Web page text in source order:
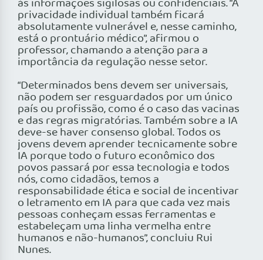
às informações sigilosas ou confidenciais. “A
privacidade individual também ficará
absolutamente vulnerável e, nesse caminho,
está o prontuário médico”, afirmou o
professor, chamando a atenção para a
importância da regulação nesse setor.
“Determinados bens devem ser universais,
não podem ser resguardados por um único
país ou profissão, como é o caso das vacinas
e das regras migratórias. Também sobre a IA
deve-se haver consenso global. Todos os
jovens devem aprender tecnicamente sobre
IA porque todo o futuro econômico dos
povos passará por essa tecnologia e todos
nós, como cidadãos, temos a
responsabilidade ética e social de incentivar
o letramento em IA para que cada vez mais
pessoas conheçam essas ferramentas e
estabeleçam uma linha vermelha entre
humanos e não-humanos”, concluiu Rui
Nunes.